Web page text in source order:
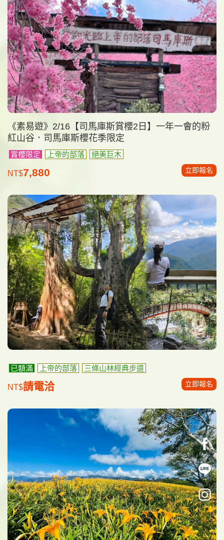
《素易遊》2/16【司馬庫斯賞櫻2日】一年一會的粉
紅山谷．司馬庫斯櫻花季限定
賞櫻限定 上帝的部落 絕美巨木
NT$7,880 立即報名
已額滿 上帝的部落 三條山林經典步道
NT$請電洽 立即報名